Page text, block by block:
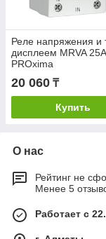
Реле напряжения и
дисплеем MRVA
PROxima
20 060 ₸
Купить
О нас
Рейтинг не
Менее 5
Работает с